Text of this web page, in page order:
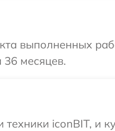
выполненных
36 месяцев.
iconBIT, и